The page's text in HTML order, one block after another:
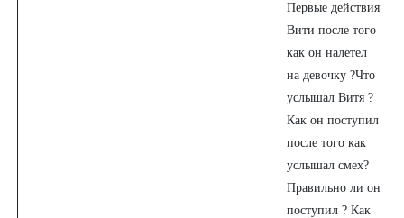
Первые действия
Вити после того
как он налетел
на девочку ?Что
услышал Витя ?
Как он поступил
после того как
услышал смех?
Правильно ли он
поступил ? Как